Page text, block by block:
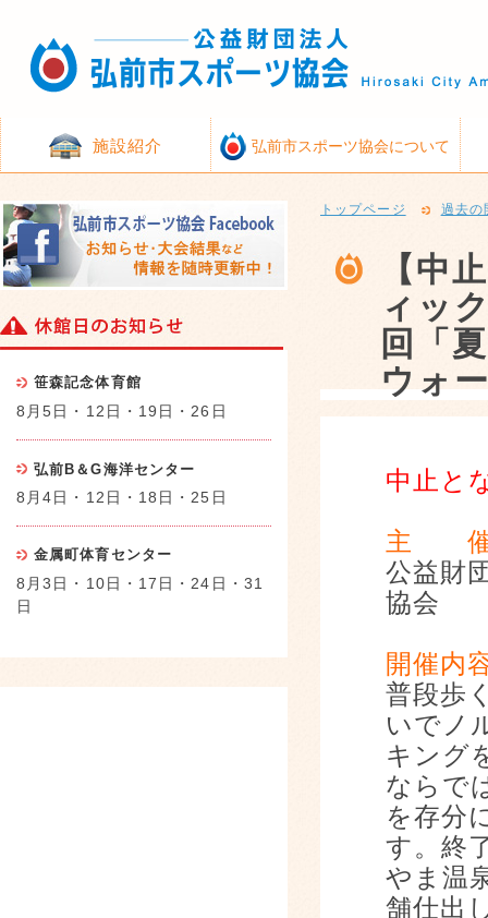
施設紹介 弘前市スポーツ協会について
トップページ 過去の
【中
ィッ
回「
ウォ
中止と
主
公益財
協会
開催内
普段歩
いでノ
キング
ならで
を存分
す。終
やま温
舗仕出
笹森記念体育館
8月5日・12日・19日・26日
弘前B＆G海洋センター
8月4日・12日・18日・25日
金属町体育センター
8月3日・10日・17日・24日・31
日